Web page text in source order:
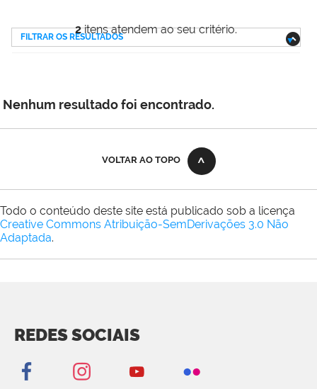
2itens atendem ao seu critério.
FILTRAR OS RESULTADOS
Nenhum resultado foi encontrado.
VOLTAR AO TOPO
Todo o conteúdo deste site está publicado sob a licença
Creative Commons Atribuição-SemDerivações 3.0 Não
Adaptada.
REDES SOCIAIS